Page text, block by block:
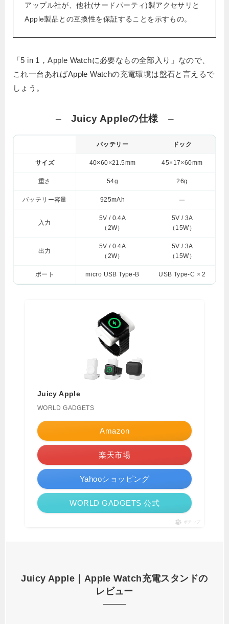
アップル社が、他社(サードパーティ)製アクセサリと
Apple製品との互換性を保証することを示すもの。
「5 in 1，Apple Watchに必要なもの全部入り」なので、
これ一台あればApple Watchの充電環境は盤石と言えるで
しょう。
Juicy Appleの仕様
バッテリー ドック
サイズ 40×60×21.5mm 45×17×60mm
重さ 54g 26g
バッテリー容量 925mAh
入力
5V / 0.4A
（2W）
5V / 3A
（15W）
出力
5V / 0.4A
（2W）
5V / 3A
（15W）
ポート micro USB Type-B USB Type-C × 2
Juicy Apple
WORLD GADGETS
Amazon
楽天市場
Yahooショッピング
WORLD GADGETS 公式
ポチップ
Juicy Apple｜ Apple Watch充電スタンドの
レビュー